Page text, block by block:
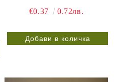
€0.37 0.72лв.